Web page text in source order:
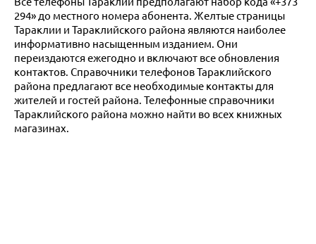
294» до местного номера абонента. Желтые страницы
Тараклии и Тараклийского района являются наиболее
информативно насыщенным изданием. Они
переиздаются ежегодно и включают все обновления
контактов. Справочники телефонов Тараклийского
района предлагают все необходимые контакты для
жителей и гостей района. Телефонные справочники
Тараклийского района можно найти во всех книжных
магазинах.